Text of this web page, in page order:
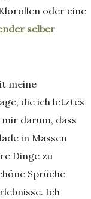
oder eine
selber
meine
die ich letztes
darum, dass
in Massen
Dinge zu
Sprüche
Ich